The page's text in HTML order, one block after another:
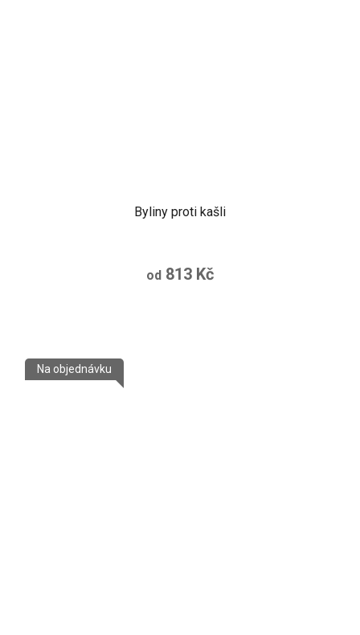
Byliny proti kašli
od 813 Kč
Na objednávku